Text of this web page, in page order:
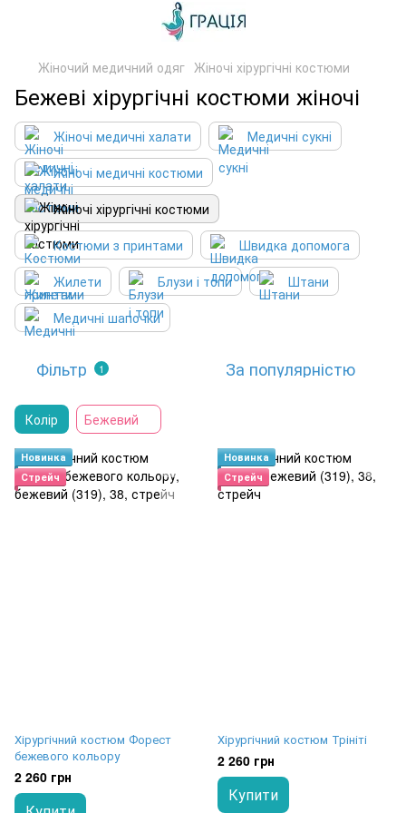
Жіночий медичний одяг Жіночі хірургічні костюми
Бежеві хірургічні костюми жіночі
Жіночі медичні халати
Медичні сукні
Жіночі медичні костюми
Жіночі хірургічні костюми
Костюми з принтами
Швидка допомога
Жилети
Блузи і топи
Штани
Медичні шапочки
Фільтр 1 За популярністю
Колір Бежевий
Новинка
Стрейч
Хірургічний костюм Форест
бежевого кольору
2 260 грн
Новинка
Стрейч
Хірургічний костюм Трініті
2 260 грн
Купити